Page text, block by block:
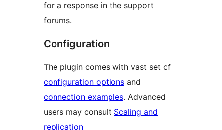
for a response in the support
forums.
Configuration
The plugin comes with vast set of
configuration options and
connection examples. Advanced
users may consult Scaling and
replication